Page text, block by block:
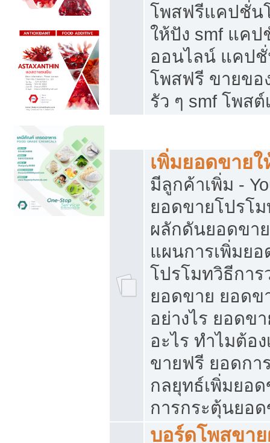
โพสฟรีแคปชั่น
ให้ปัง smf แค
ออนไลน์ แคป
โพสฟรี ขายขอ
รัว ๆ smf โพส
เพิ่มยอดขายใ
มีลูกค้าเพิ่ม -
ยอดขายโปรโ
ผลักดันยอดขา
แผนการเพิ่มย
โปรโมทวิธีการ
ยอดขาย ยอดข
อย่างไร ยอดข
อะไร ทำไมต้อ
ขายฟรี ยอดกา
กลยุทธ์เพิ่มยอ
การกระตุ้นยอ
บอร์ดโพสขา